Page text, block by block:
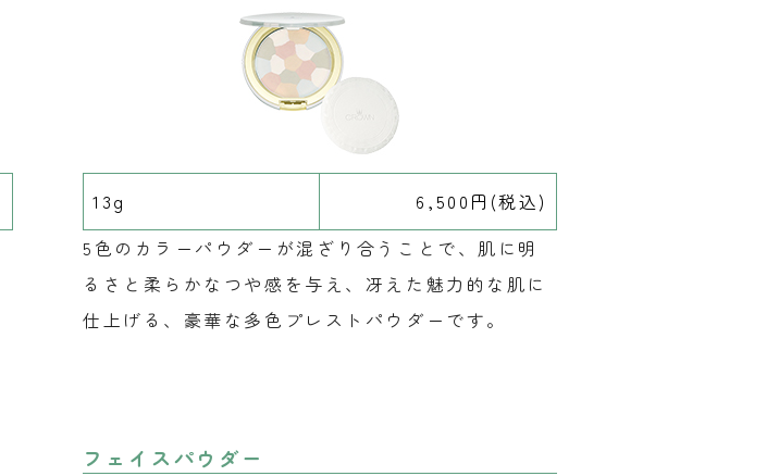
13g
6,500円(税込)
5色のカラーパウダーが混ざり合うことで、肌に明
るさと柔らかなつや感を与え、冴えた魅力的な肌に
仕上げる、豪華な多色プレストパウダーです。
フェイスパウダー